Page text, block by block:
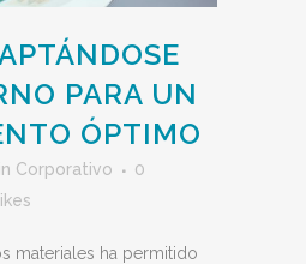
PARA UN
ÓPTIMO
in Corporativo
0
Likes
materiales ha permitido